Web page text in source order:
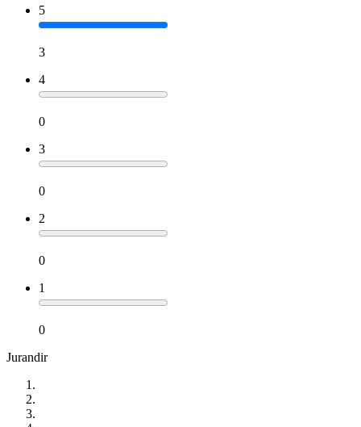
5
3
4
0
3
0
2
0
1
0
Jurandir